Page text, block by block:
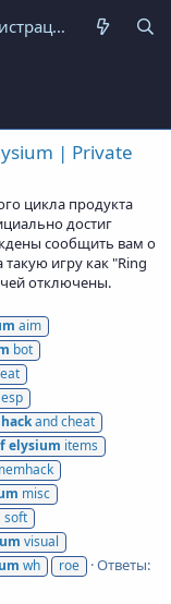
Регистрация
| Private
цикла продукта
достиг
сообщить вам о
игру как "Ring
отключены.
aim
bot
esp
hackand cheat
elysium items
misc
soft
visual
wh roe
Ответы: